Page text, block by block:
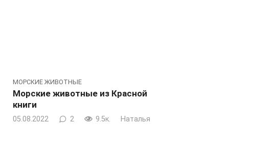
МОРСКИЕ ЖИВОТНЫЕ
Морские животные из Красной
книги
05.08.2022 2 9.5к. Наталья